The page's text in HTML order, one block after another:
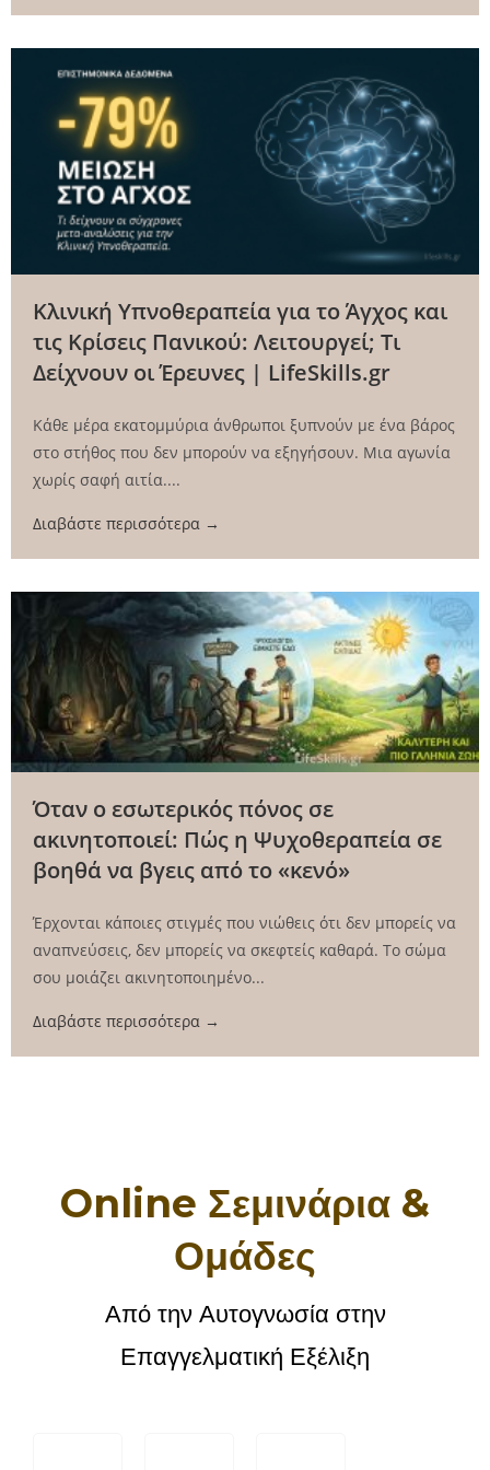
Κλινική Υπνοθεραπεία για το Άγχος και
τις Κρίσεις Πανικού: Λειτουργεί; Τι
Δείχνουν οι Έρευνες | LifeSkills.gr
Κάθε μέρα εκατομμύρια άνθρωποι ξυπνούν με ένα βάρος
στο στήθος που δεν μπορούν να εξηγήσουν. Μια αγωνία
χωρίς σαφή αιτία....
Διαβάστε περισσότερα →
Όταν ο εσωτερικός πόνος σε
ακινητοποιεί: Πώς η Ψυχοθεραπεία σε
βοηθά να βγεις από το «κενό»
Έρχονται κάποιες στιγμές που νιώθεις ότι δεν μπορείς να
αναπνεύσεις, δεν μπορείς να σκεφτείς καθαρά. Το σώμα
σου μοιάζει ακινητοποιημένο...
Διαβάστε περισσότερα →
Online Σεμινάρια &
Ομάδες
Από την Αυτογνωσία στην
Επαγγελματική Εξέλιξη